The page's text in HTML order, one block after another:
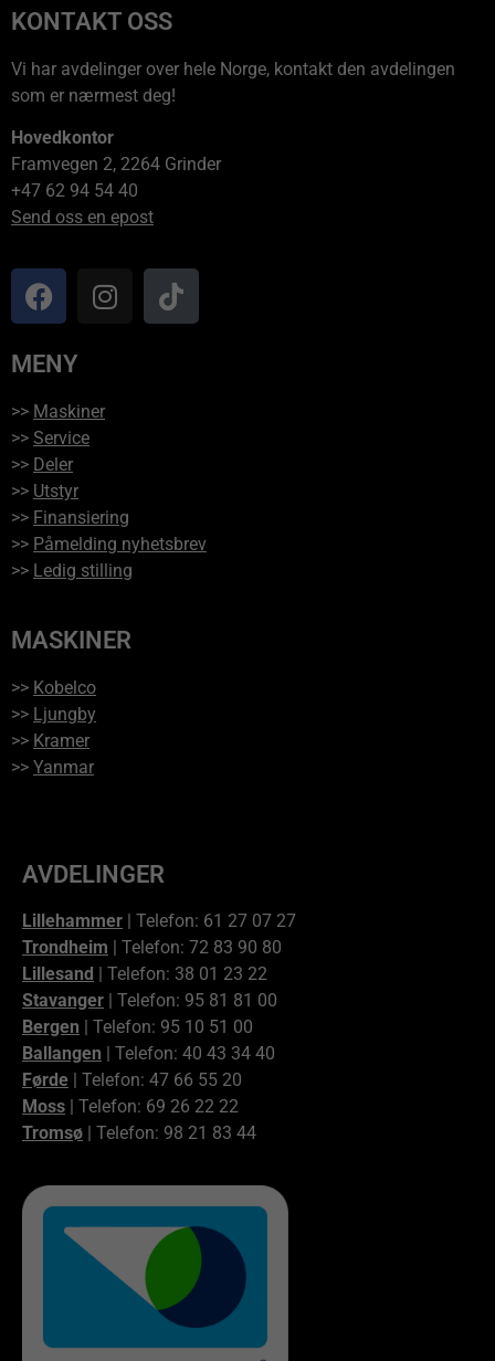
KONTAKT OSS
Vi har avdelinger over hele Norge, kontakt den avdelingen
som er nærmest deg!
Hovedkontor
Framvegen 2, 2264 Grinder
+47 62 94 54 40
Send oss en epost
MENY
>> Maskiner
>> Service
>> Deler
>> Utstyr
>> Finansiering
>> Påmelding nyhetsbrev
>> Ledig stilling
MASKINER
>> Kobelco
>> Ljungby
>> Kramer
>> Yanmar
AVDELINGER
Lillehammer | Telefon: 61 27 07 27
Trondheim | Telefon: 72 83 90 80
Lillesand
| Telefon: 38 01 23 22
Stavanger | Telefon: 95 81 81 00
Bergen | Telefon: 95 10 51 00
Ballangen | Telefon: 40 43 34 40
Førde | Telefon: 47 66 55 20
Moss | Telefon: 69 26 22 22
Tromsø | Telefon: 98 21 83 44